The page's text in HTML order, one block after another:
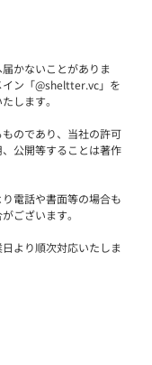
かないことがありま
ン「@sheltter.vc」を
します。
のであり、当社の許可
公開等することは著作
電話や書面等の場合も
ございます。
より順次対応いたしま